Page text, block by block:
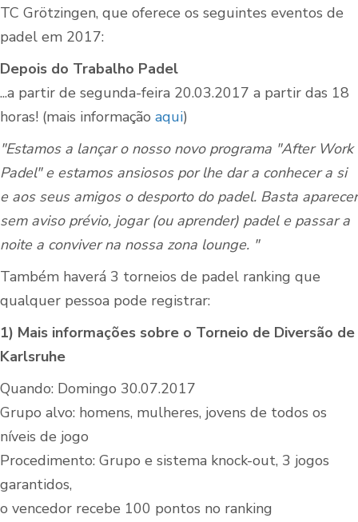
TC Grötzingen, que oferece os seguintes eventos de
padel em 2017:
Depois do Trabalho Padel
...a partir de segunda-feira 20.03.2017 a partir das 18
horas! (mais informação aqui)
"Estamos a lançar o nosso novo programa "After Work
Padel" e estamos ansiosos por lhe dar a conhecer a si
e aos seus amigos o desporto do padel. Basta aparecer
sem aviso prévio, jogar (ou aprender) padel e passar a
noite a conviver na nossa zona lounge. "
Também haverá 3 torneios de padel ranking que
qualquer pessoa pode registrar:
1) Mais informações sobre o Torneio de Diversão de
Karlsruhe
Quando: Domingo 30.07.2017
Grupo alvo: homens, mulheres, jovens de todos os
níveis de jogo
Procedimento: Grupo e sistema knock-out, 3 jogos
garantidos,
o vencedor recebe 100 pontos no ranking